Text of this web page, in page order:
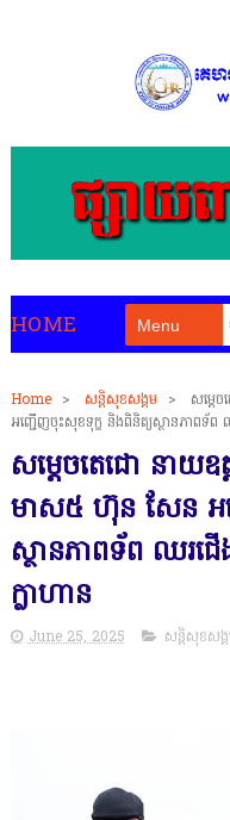
HOME
Home > សន្តិសុខសង្គម >
សម្តេ
អញ្ជើញចុះសុខទុក្ខ និងពិនិត្យស្ថានភាពទ័ព
សម្តេចតេជោ នាយ
មាស៥ ហ៊ុន សែន អ
ស្ថានភាពទ័ព ឈរជើ
ក្លាហាន
June 25, 2025 សន្តិសុខសង្